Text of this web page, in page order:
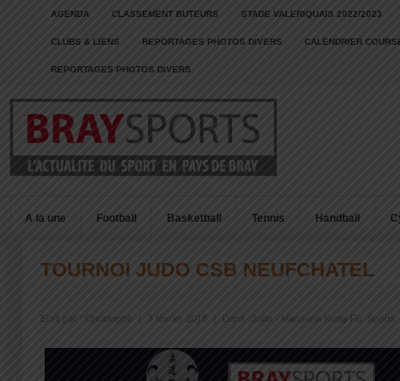
AGENDA CLASSEMENT BUTEURS STADE VALERIQUAIS 2022/2023
CLUBS & LIENS REPORTAGES PHOTOS DIVERS CALENDRIER
REPORTAGES PHOTOS DIVERS
A la une Football Basketball Tennis Handball
TOURNOI JUDO CSB NEUFCHATEL
Écrit par : Christophe 3 février 2018 Dans : Judo - Mansuria Kung-Fu Sports